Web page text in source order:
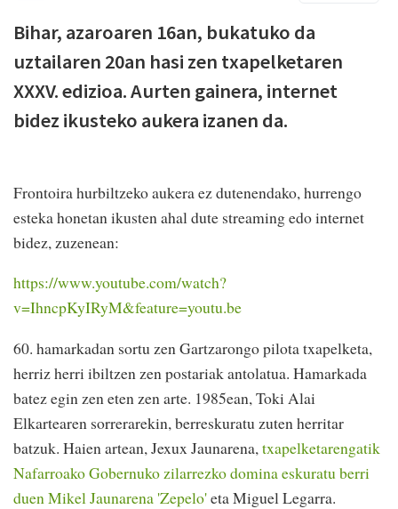
Bihar, azaroaren 16an, bukatuko da
uztailaren 20an hasi zen txapelketaren
XXXV. edizioa. Aurten gainera, internet
bidez ikusteko aukera izanen da.
Frontoira hurbiltzeko aukera ez dutenendako, hurrengo
esteka honetan ikusten ahal dute streaming edo internet
bidez, zuzenean:
https://www.youtube.com/watch?
v=IhncpKyIRyM&feature=youtu.be
60. hamarkadan sortu zen Gartzarongo pilota txapelketa,
herriz herri ibiltzen zen postariak antolatua. Hamarkada
batez egin zen eten zen arte. 1985ean, Toki Alai
Elkartearen sorrerarekin, berreskuratu zuten herritar
batzuk. Haien artean, Jexux Jaunarena, txapelketarengatik
Nafarroako Gobernuko zilarrezko domina eskuratu berri
duen Mikel Jaunarena 'Zepelo'eta Miguel Legarra.